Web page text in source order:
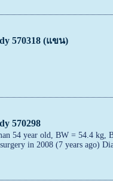
570318 (แขน)
570298
54 year old, BW = 54.4 kg,
in 2008 (7 years ago)